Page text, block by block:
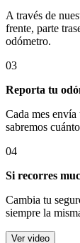
A través de
frente, parte
odómetro.
03
Reporta tu
Cada mes
sabremos
04
Si recorres
Cambia tu
siempre la
Ver video